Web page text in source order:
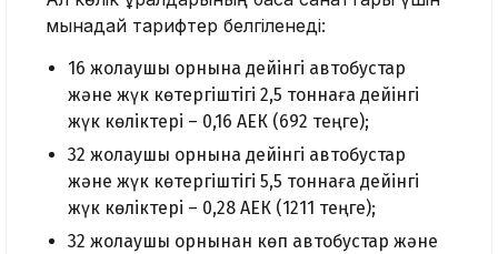
мынадай тарифтер белгіленеді:
16 жолаушы орнына дейінгі автобустар
және жүк көтергіштігі 2,5 тоннаға дейінгі
жүк көліктері – 0,16 АЕК (692 теңге);
32 жолаушы орнына дейінгі автобустар
және жүк көтергіштігі 5,5 тоннаға дейінгі
жүк көліктері – 0,28 АЕК (1211 теңге);
32 жолаушы орнынан көп автобустар және